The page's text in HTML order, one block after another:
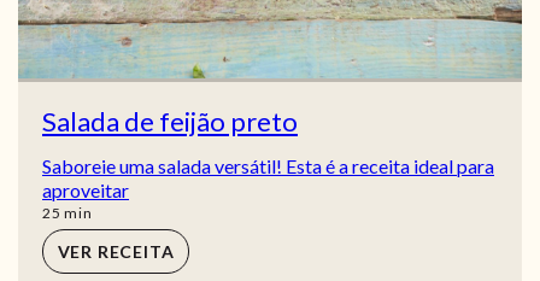
Salada de feijão preto
Saboreie uma salada versátil! Esta é a receita ideal para
aproveitar
25 min
min
VER RECEITA